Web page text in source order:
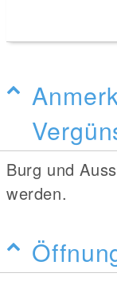
Burg und
werden.